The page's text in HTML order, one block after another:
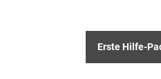
Erste Hilfe-